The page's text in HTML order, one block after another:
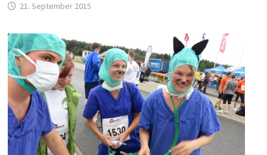
21. September 2015